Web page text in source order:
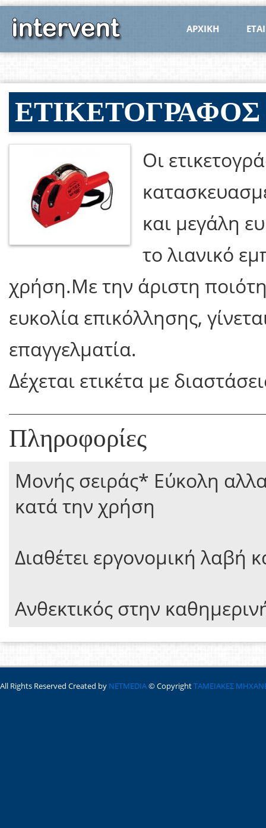
ΕΤΙΚΕΤΟΓΡΑΦΟΣ
Οι
και μεγάλη
το λιανικό
χρήση.Με την άριστη
ευκολία επικόλλησης,
επαγγελματία.
Δέχεται ετικέτα με
Πληροφορίες
Μονής σειράς* Εύκολη
κατά την χρήση
Διαθέτει εργονομική λαβή
Ανθεκτικός στην
ΑΡΧΙΚΗ
All Rights Reserved Created by NETMEDIA© CopyrightΤΑΜΕΙΑΚΕΣ